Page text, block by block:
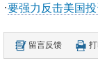
·要强力反击美国
留言反馈